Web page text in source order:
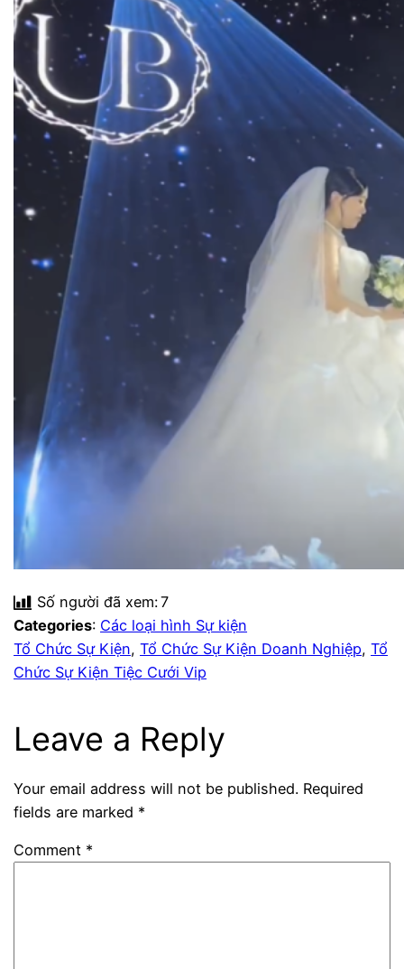
Số người đã xem:7
Categories: Các loại hình Sự kiện
Tổ Chức Sự Kiện, Tổ Chức Sự Kiện Doanh Nghiệp, Tổ
Chức Sự Kiện Tiệc Cưới Vip
Leave a Reply
Your email address will not be published. Required
fields are marked *
Comment *